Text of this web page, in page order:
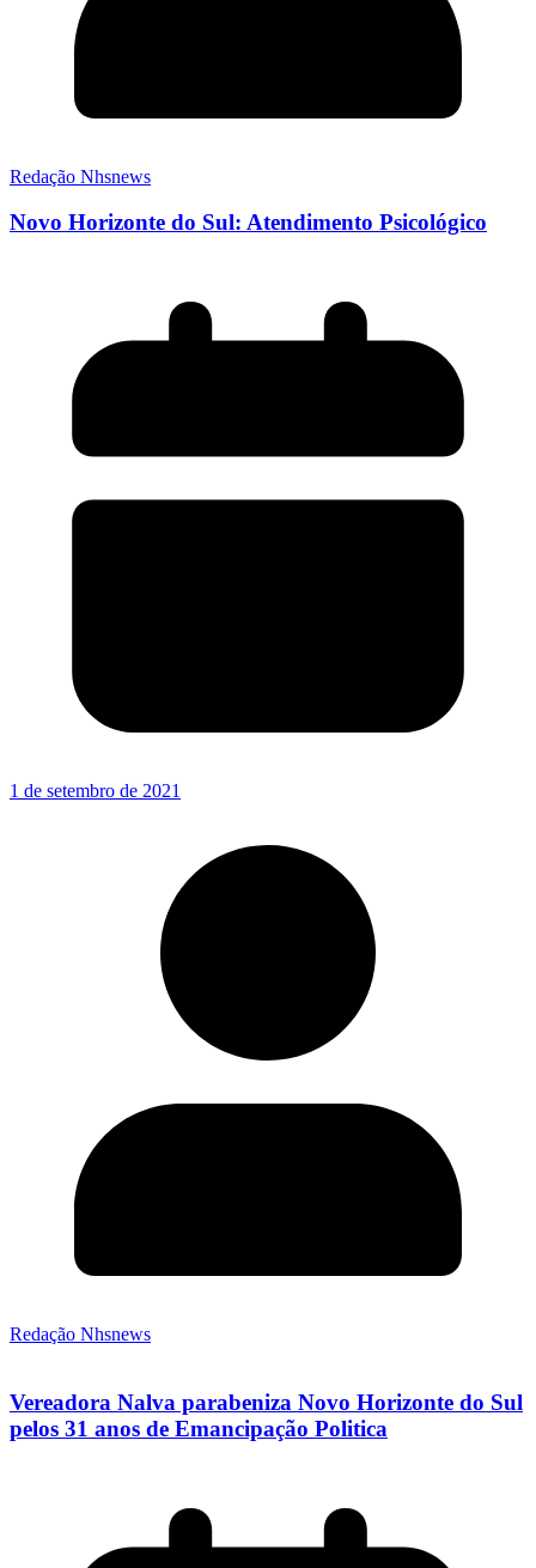
Redação Nhsnews
Novo Horizonte do Sul: Atendimento Psicológico
1 de setembro de 2021
Redação Nhsnews
Vereadora Nalva parabeniza Novo Horizonte do Sul
pelos 31 anos de Emancipação Politica